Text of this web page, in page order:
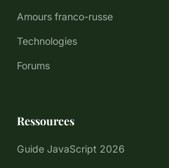
Amours franco-russe
Technologies
Forums
Ressources
Guide JavaScript 2026